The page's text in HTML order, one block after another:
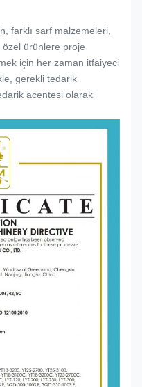
farklı sarf malzemeleri,
ürünlere proje
için her zaman itfaiyeci
gerekli tedarik
acentesi olarak